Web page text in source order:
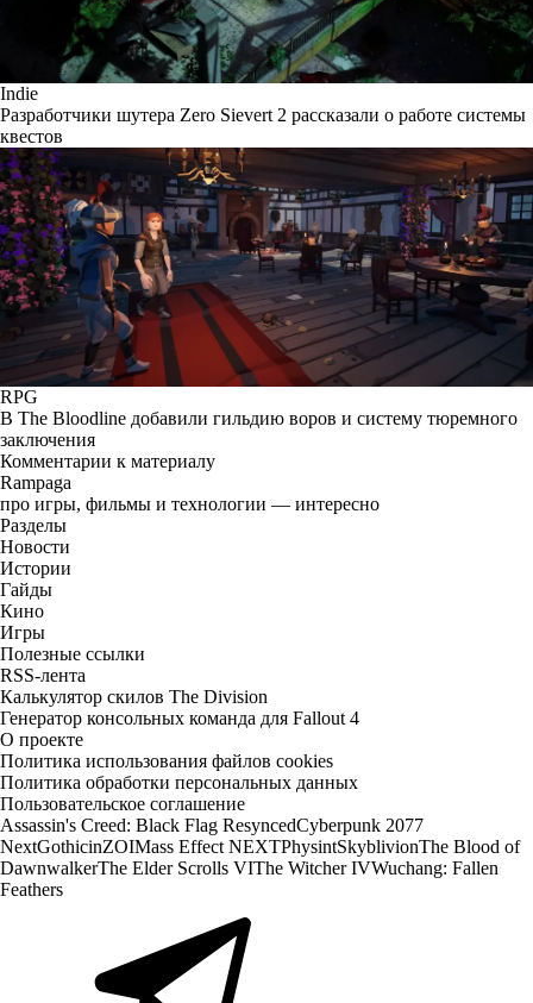
Indie
Разработчики шутера Zero Sievert 2 рассказали о работе системы
квестов
RPG
В The Bloodline добавили гильдию воров и систему тюремного
заключения
Комментарии к материалу
Rampaga
про игры, фильмы и технологии — интересно
Разделы
Новости
Истории
Гайды
Кино
Игры
Полезные ссылки
RSS-лента
Калькулятор скилов The Division
Генератор консольных команда для Fallout 4
О проекте
Политика использования файлов cookies
Политика обработки персональных данных
Пользовательское соглашение
Assassin's Creed: Black Flag ResyncedCyberpunk 2077
NextGothicinZOIMass Effect NEXTPhysintSkyblivionThe Blood of
DawnwalkerThe Elder Scrolls VIThe Witcher IVWuchang: Fallen
Feathers